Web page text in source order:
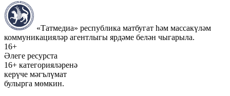
«Татмедиа» республика матбугат һәм массакүләм
коммуникацияләр агентлыгы ярдәме белән чыгарыла.
16+
Әлеге ресурста
16+ категорияләренә
керүче мәгълүмат
булырга мөмкин.